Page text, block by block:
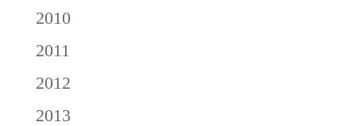
2010
2011
2012
2013